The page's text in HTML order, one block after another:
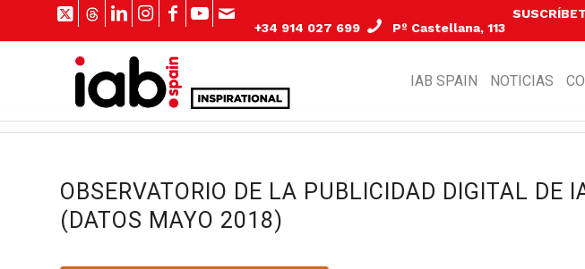
+34 914 027 699
Pº Castellana, 113
IAB SPAIN NOTICIAS
OBSERVATORIO DE LA PUBLICIDAD DIGITAL DE
(DATOS MAYO 2018)